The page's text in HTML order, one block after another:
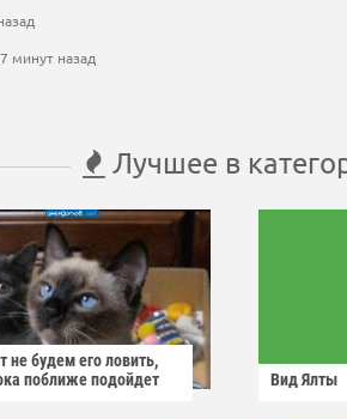
минут назад
Лучшее в
не будем его ловить,
поближе подойдет
Вид Ялты